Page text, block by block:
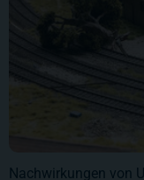
Nachwirkungen von